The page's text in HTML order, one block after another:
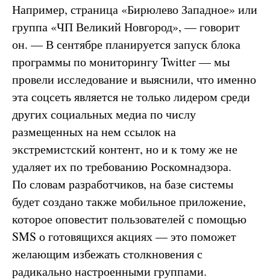
Например, страница «Бирюлево Западное» или
группа «ЧП Великий Новгород», — говорит
он. — В сентябре планируется запуск блока
программы по мониторингу Twitter — мы
провели исследование и выяснили, что именно
эта соцсеть является не только лидером среди
других социальных медиа по числу
размещенных на нем ссылок на
экстремистский контент, но и к тому же не
удаляет их по требованию Роскомнадзора.
По словам разработчиков, на базе системы
будет создано также мобильное приложение,
которое оповестит пользователей с помощью
SMS о готовящихся акциях — это поможет
желающим избежать столкновения с
радикально настроенными группами.